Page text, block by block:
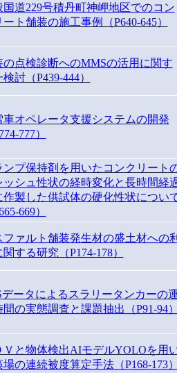
国道229号積丹町神岬地区でのコン
ート舗装の施工事例（P640-645）
の点検診断へのMMSの活用に関す
検討（P439-444）
車オペレータ支援システムの開発
777）
ンプ保持剤を用いたコンクリート
ッシュ性状の経時変化と長時間経
作製した供試体の硬化性状につい
669）
ファルト舗装発生材の盛土材への
関する研究（P174-178）
データによるスラリータンカーの
間の実態調査と課題抽出（P91-94
Ｖと物体検出AIモデルYOLOを用
場の連続被度算定手法（P168-173